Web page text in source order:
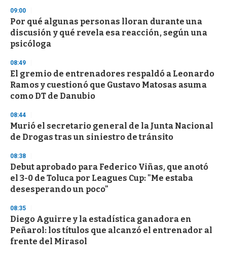
09:00
Por qué algunas personas lloran durante una
discusión y qué revela esa reacción, según una
psicóloga
08:49
El gremio de entrenadores respaldó a Leonardo
Ramos y cuestionó que Gustavo Matosas asuma
como DT de Danubio
08:44
Murió el secretario general de la Junta Nacional
de Drogas tras un siniestro de tránsito
08:38
Debut aprobado para Federico Viñas, que anotó
el 3-0 de Toluca por Leagues Cup: "Me estaba
desesperando un poco"
08:35
Diego Aguirre y la estadística ganadora en
Peñarol: los títulos que alcanzó el entrenador al
frente del Mirasol